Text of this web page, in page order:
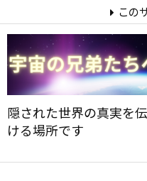
隠された世界の真実を
ける場所です
この